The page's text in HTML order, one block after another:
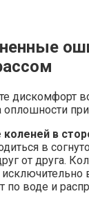
дискомфорт
оплошности
коленей в
в
от друга.
исключительно
по воде и